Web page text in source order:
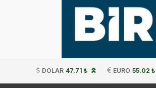
DOLAR 47.71 ₺ EURO 55.02 ₺